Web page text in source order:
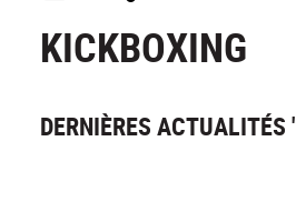
KICKBOXING
DERNIÈRES